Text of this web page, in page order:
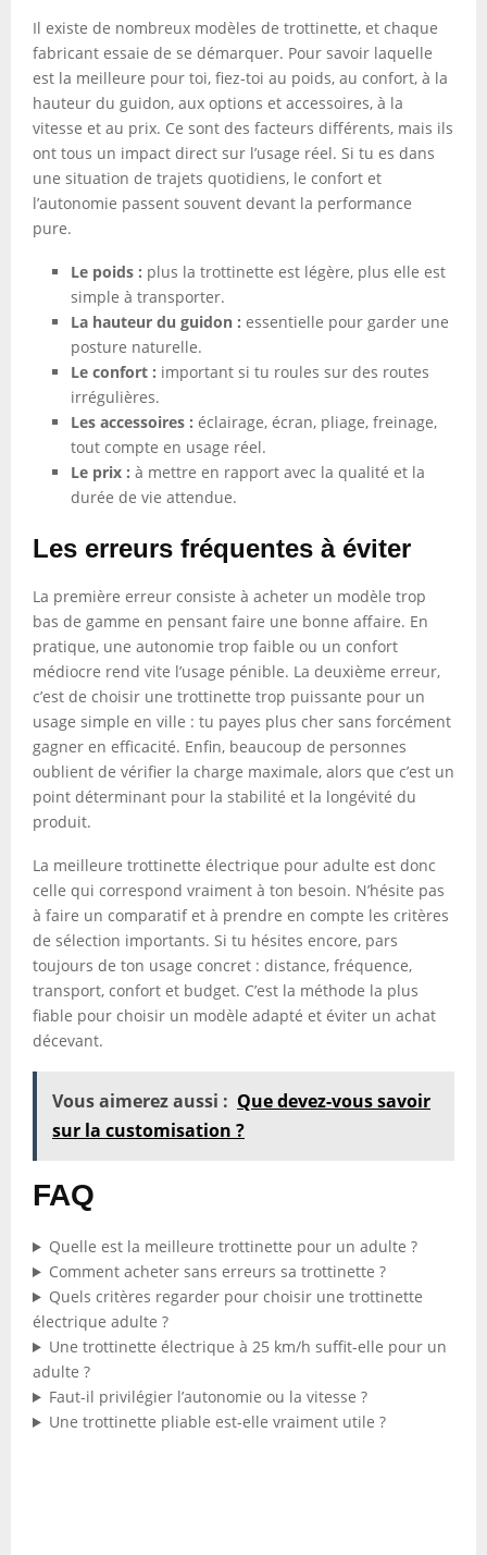
Il existe de nombreux modèles de trottinette, et chaque
fabricant essaie de se démarquer. Pour savoir laquelle
est la meilleure pour toi, fiez-toi au poids, au confort, à la
hauteur du guidon, aux options et accessoires, à la
vitesse et au prix. Ce sont des facteurs différents, mais ils
ont tous un impact direct sur l’usage réel. Si tu es dans
une situation de trajets quotidiens, le confort et
l’autonomie passent souvent devant la performance
pure.
Le poids : plus la trottinette est légère, plus elle est
simple à transporter.
La hauteur du guidon : essentielle pour garder une
posture naturelle.
Le confort : important si tu roules sur des routes
irrégulières.
Les accessoires : éclairage, écran, pliage, freinage,
tout compte en usage réel.
Le prix : à mettre en rapport avec la qualité et la
durée de vie attendue.
Les erreurs fréquentes à éviter
La première erreur consiste à acheter un modèle trop
bas de gamme en pensant faire une bonne affaire. En
pratique, une autonomie trop faible ou un confort
médiocre rend vite l’usage pénible. La deuxième erreur,
c’est de choisir une trottinette trop puissante pour un
usage simple en ville : tu payes plus cher sans forcément
gagner en efficacité. Enfin, beaucoup de personnes
oublient de vérifier la charge maximale, alors que c’est un
point déterminant pour la stabilité et la longévité du
produit.
La meilleure trottinette électrique pour adulte est donc
celle qui correspond vraiment à ton besoin. N’hésite pas
à faire un comparatif et à prendre en compte les critères
de sélection importants. Si tu hésites encore, pars
toujours de ton usage concret : distance, fréquence,
transport, confort et budget. C’est la méthode la plus
fiable pour choisir un modèle adapté et éviter un achat
décevant.
Vous aimerez aussi : Que devez-vous savoir
sur la customisation ?
FAQ
Quelle est la meilleure trottinette pour un adulte ?
Comment acheter sans erreurs sa trottinette ?
Quels critères regarder pour choisir une trottinette
électrique adulte ?
Une trottinette électrique à 25 km/h suffit-elle pour un
adulte ?
Faut-il privilégier l’autonomie ou la vitesse ?
Une trottinette pliable est-elle vraiment utile ?